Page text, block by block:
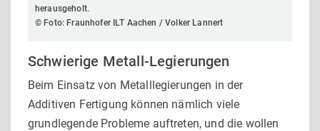
herausgeholt.
© Foto: Fraunhofer ILT Aachen / Volker Lannert
Schwierige Metall-Legierungen
Beim Einsatz von Metalllegierungen in der
Additiven Fertigung können nämlich viele
grundlegende Probleme auftreten, und die wollen